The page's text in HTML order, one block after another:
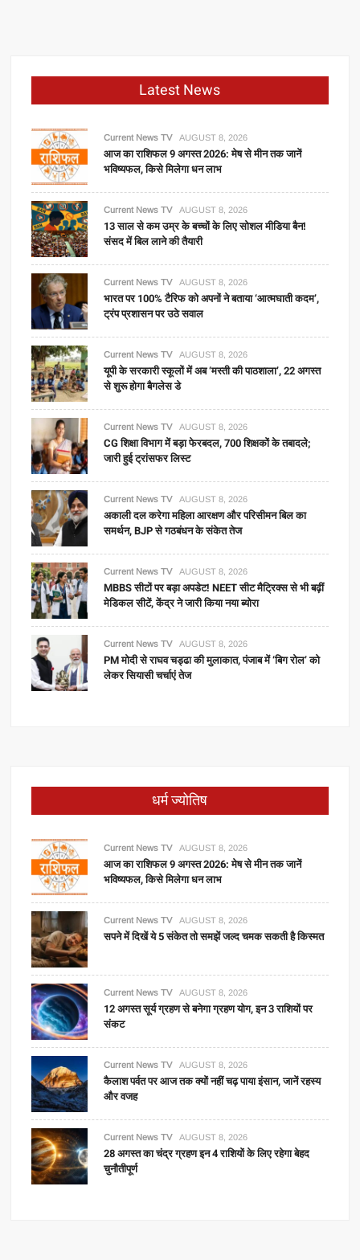
Latest News
Current News TV AUGUST 8, 2026
आज का राशिफल 9 अगस्त 2026: मेष से मीन तक जानें
भविष्यफल, किसे मिलेगा धन लाभ
Current News TV AUGUST 8, 2026
13 साल से कम उम्र के बच्चों के लिए सोशल मीडिया बैन!
संसद में बिल लाने की तैयारी
Current News TV AUGUST 8, 2026
भारत पर 100% टैरिफ को अपनों ने बताया ‘आत्मघाती कदम’,
ट्रंप प्रशासन पर उठे सवाल
Current News TV AUGUST 8, 2026
यूपी के सरकारी स्कूलों में अब ‘मस्ती की पाठशाला’, 22 अगस्त
से शुरू होगा बैगलेस डे
Current News TV AUGUST 8, 2026
CG शिक्षा विभाग में बड़ा फेरबदल, 700 शिक्षकों के तबादले;
जारी हुई ट्रांसफर लिस्ट
Current News TV AUGUST 8, 2026
अकाली दल करेगा महिला आरक्षण और परिसीमन बिल का
समर्थन, BJP से गठबंधन के संकेत तेज
Current News TV AUGUST 8, 2026
MBBS सीटों पर बड़ा अपडेट! NEET सीट मैट्रिक्स से भी बढ़ीं
मेडिकल सीटें, केंद्र ने जारी किया नया ब्योरा
Current News TV AUGUST 8, 2026
PM मोदी से राघव चड्ढा की मुलाकात, पंजाब में ‘बिग रोल’ को
लेकर सियासी चर्चाएं तेज
धर्म ज्योतिष
Current News TV AUGUST 8, 2026
आज का राशिफल 9 अगस्त 2026: मेष से मीन तक जानें
भविष्यफल, किसे मिलेगा धन लाभ
Current News TV AUGUST 8, 2026
सपने में दिखें ये 5 संकेत तो समझें जल्द चमक सकती है किस्मत
Current News TV AUGUST 8, 2026
12 अगस्त सूर्य ग्रहण से बनेगा ग्रहण योग, इन 3 राशियों पर
संकट
Current News TV AUGUST 8, 2026
कैलाश पर्वत पर आज तक क्यों नहीं चढ़ पाया इंसान, जानें रहस्य
और वजह
Current News TV AUGUST 8, 2026
28 अगस्त का चंद्र ग्रहण इन 4 राशियों के लिए रहेगा बेहद
चुनौतीपूर्ण